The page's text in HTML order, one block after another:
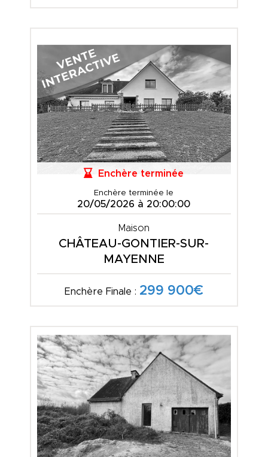
Enchère terminée
Enchère terminée le
20/05/2026 à 20:00:00
Maison
CHÂTEAU-GONTIER-SUR-
MAYENNE
Enchère Finale : 299 900€